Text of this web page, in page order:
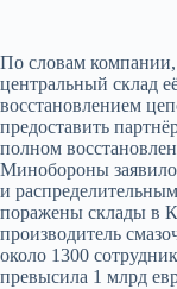
По словам компании,
центральный склад
восстановлением
предоставить
полном
Минобороны
и
поражены склады в
производитель
около 1300
превысила 1 млрд